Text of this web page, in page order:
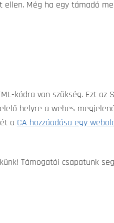
Még ha egy támadó
kódra van szükség. Ezt az
helyre a webes
a CA hozzáadása egy
Támogatói csapatunk